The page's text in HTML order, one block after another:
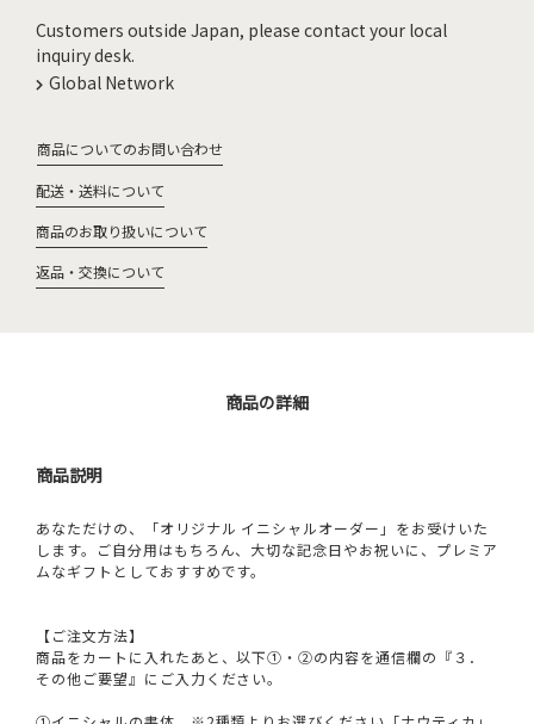
Customers outside Japan, please contact your local
inquiry desk.
Global Network
商品についてのお問い合わせ
配送・送料について
商品のお取り扱いについて
返品・交換について
商品の詳細
商品説明
あなただけの、「オリジナル イニシャルオーダー」をお受けいた
します。ご自分用はもちろん、大切な記念日やお祝いに、プレミア
ムなギフトとしておすすめです。
【ご注文方法】
商品をカートに入れたあと、以下①・②の内容を通信欄の『３．
その他ご要望』にご入力ください。